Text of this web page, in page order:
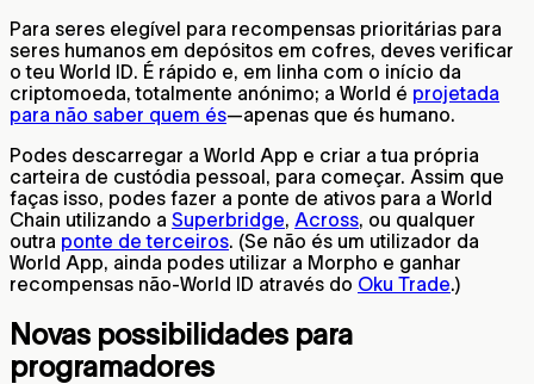
Para seres elegível para recompensas prioritárias para
seres humanos em depósitos em cofres, deves verificar
o teu World ID. É rápido e, em linha com o início da
criptomoeda, totalmente anónimo; a World é projetada
para não saber quem és—apenas que és humano.
Podes descarregar a World App e criar a tua própria
carteira de custódia pessoal, para começar. Assim que
faças isso, podes fazer a ponte de ativos para a World
Chain utilizando a Superbridge, Across, ou qualquer
outra ponte de terceiros. (Se não és um utilizador da
World App, ainda podes utilizar a Morpho e ganhar
recompensas não-World ID através do Oku Trade.)
Novas possibilidades para
programadores